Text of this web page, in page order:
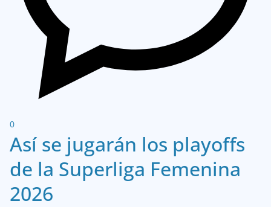
0
Así se jugarán los playoffs
de la Superliga Femenina
2026